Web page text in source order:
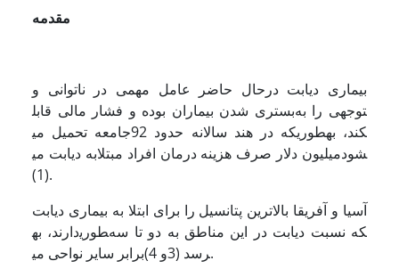
مقدمه
بیماری دیابت درحال حاضر عامل مهمی در ناتوانی و
بستری شدن بیماران بوده و فشار مالی قابل‎توجهی را به
جامعه تحمیل می‎کند، به­طوری­که در هند سالانه حدود 92
میلیون دلار صرف هزینه درمان افراد مبتلابه دیابت می‎شود
(1).
آسیا و آفریقا بالاترین پتانسیل را برای ابتلا به بیماری دیابت
دارند، به‎طوری‎که نسبت دیابت در این مناطق به دو تا سه
برابر سایر نواحی می‎رسد (3و 4).